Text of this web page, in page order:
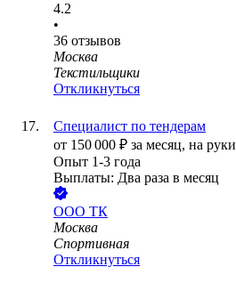
4.2
•
36 отзывов
Москва
Текстильщики
Откликнуться
Специалист по тендерам
от 150 000 ₽ за месяц, на руки
Опыт 1-3 года
Выплаты: Два раза в месяц
ООО ТК
Москва
Спортивная
Откликнуться